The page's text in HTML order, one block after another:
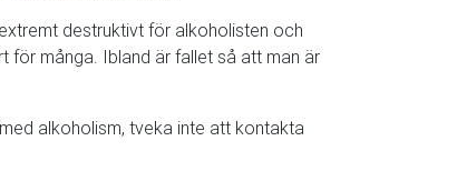
destruktivt för alkoholisten och
för många. Ibland är fallet så att man är
alkoholism, tveka inte att kontakta